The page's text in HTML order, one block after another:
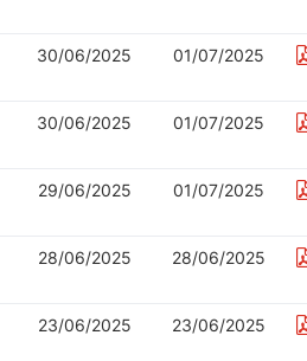
30/06/2025 01/07/2025
30/06/2025 01/07/2025
29/06/2025 01/07/2025
28/06/2025 28/06/2025
23/06/2025 23/06/2025